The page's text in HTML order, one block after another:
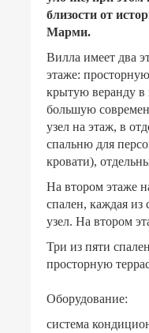
близости от
Марми.
Вилла имеет два
этаже:
крытую веранду в
большую
узел на этаж, в
спальню для
кровати),
На втором этаже
спален, каждая из
узел. На втором
Три из пяти
просторную
Оборудование:
система